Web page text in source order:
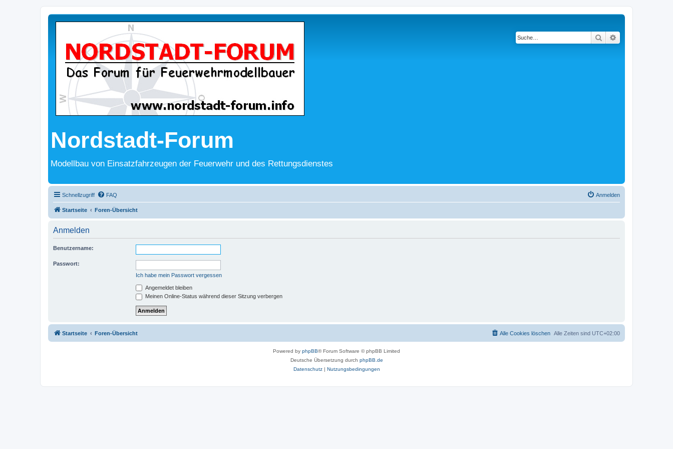
Nordstadt-Forum
Modellbau von Einsatzfahrzeugen der Feuerwehr und des Rettungsdienstes
Suche
Schnellzugriff FAQ Anmelden
Startseite Foren-Übersicht
Anmelden
Benutzername:
Passwort:
Ich habe mein Passwort vergessen
Angemeldet bleiben
Meinen Online-Status während dieser Sitzung verbergen
Startseite Foren-Übersicht Alle Zeiten sind UTC+02:00
Alle Cookies löschen
Powered by phpBB® Forum Software © phpBB Limited
Deutsche Übersetzung durch phpBB.de
Datenschutz| Nutzungsbedingungen